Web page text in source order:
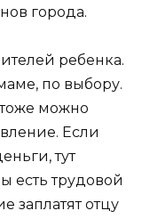
города.
ребенка.
по выбору.
можно
Если
тут
есть трудовой
заплатят отцу